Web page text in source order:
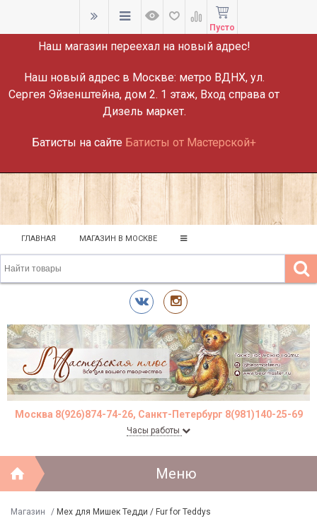
ВНИМАНИЕ!
Наш магазин переехал на новый адрес!
Наш новый адрес в Москве: метро ВДНХ, ул.
Сергея Эйзенштейна, дом 2. 1 этаж, Вход справа от
Дизель маркет.
Батисты на сайте Батисты от Мастерской+
Пусто
ГЛАВНАЯ МАГАЗИН В МОСКВЕ
Москва 8(926)874-74-26, Санкт-Петербург 8(981)140-25-69
Часы работы
Меню
Магазин / Мех для Мишек Тедди / Fur for Teddys